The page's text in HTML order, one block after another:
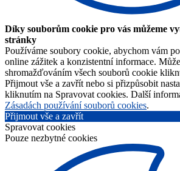
Díky souborům cookie pro vás můžeme
stránky
Používáme soubory cookie, abychom vám
online zážitek a konzistentní informace.
shromažďováním všech souborů cookie
Přijmout vše a zavřít nebo si přizpůsobit
kliknutím na Spravovat cookies. Další
Zásadách používání souborů cookies.
Přijmout vše a zavřít
Spravovat cookies
Pouze nezbytné cookies